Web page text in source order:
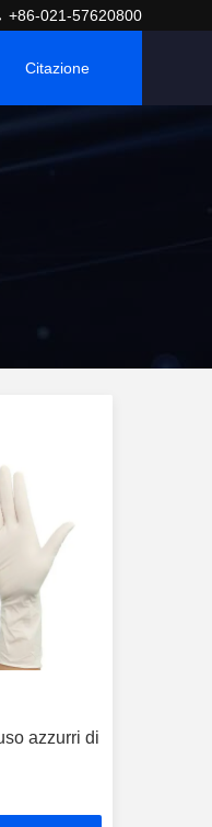
+86-021-57620800
Citazione
azzurri di